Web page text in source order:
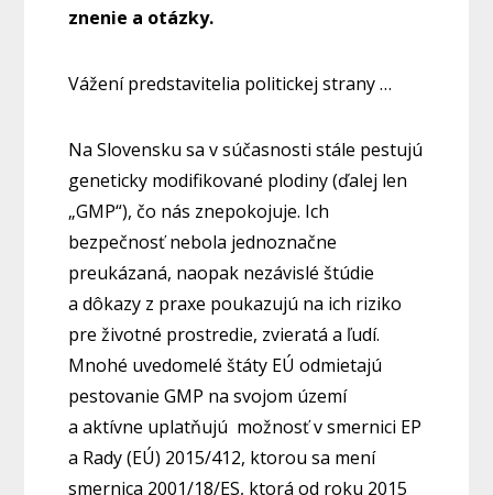
znenie a otázky.
Vážení predstavitelia politickej strany …
Na Slovensku sa v súčasnosti stále pestujú
geneticky modifikované plodiny (ďalej len
„GMP“), čo nás znepokojuje. Ich
bezpečnosť nebola jednoznačne
preukázaná, naopak nezávislé štúdie
a dôkazy z praxe poukazujú na ich riziko
pre životné prostredie, zvieratá a ľudí.
Mnohé uvedomelé štáty EÚ odmietajú
pestovanie GMP na svojom území
a aktívne uplatňujú možnosť v smernici EP
a Rady (EÚ) 2015/412, ktorou sa mení
smernica 2001/18/ES, ktorá od roku 2015